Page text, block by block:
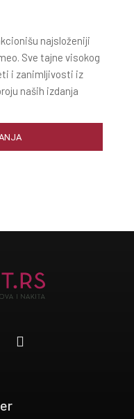
najsloženiji
Sve tajne visokog
i zanimljivosti iz
naših izdanja